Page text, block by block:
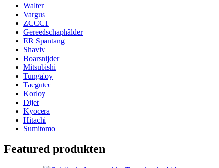
Walter
Vargus
ZCCCT
Gereedschaphâlder
ER Spantang
Shaviv
Boarsnijder
Mitsubishi
Tungaloy
Taegutec
Korloy
Dijet
Kyocera
Hitachi
Sumitomo
Featured produkten